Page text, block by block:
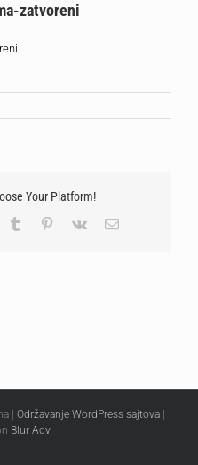
zatvoreni
Your Platform!
Tumblr Pinterest
Vk Email
| Održavanje WordPress sajtova|
Blur Adv